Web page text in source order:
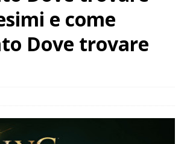
e come
Dove trovare